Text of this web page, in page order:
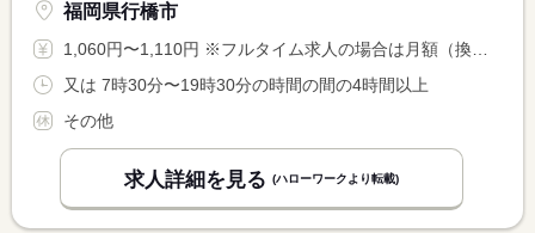
福岡県行橋市
1,060円〜1,110円 ※フルタイム求人の場合は月額（換算額）、パート求人の場合は時間額を表示しています。
又は 7時30分〜19時30分の時間の間の4時間以上
その他
求人詳細を見る (ハローワークより転載)